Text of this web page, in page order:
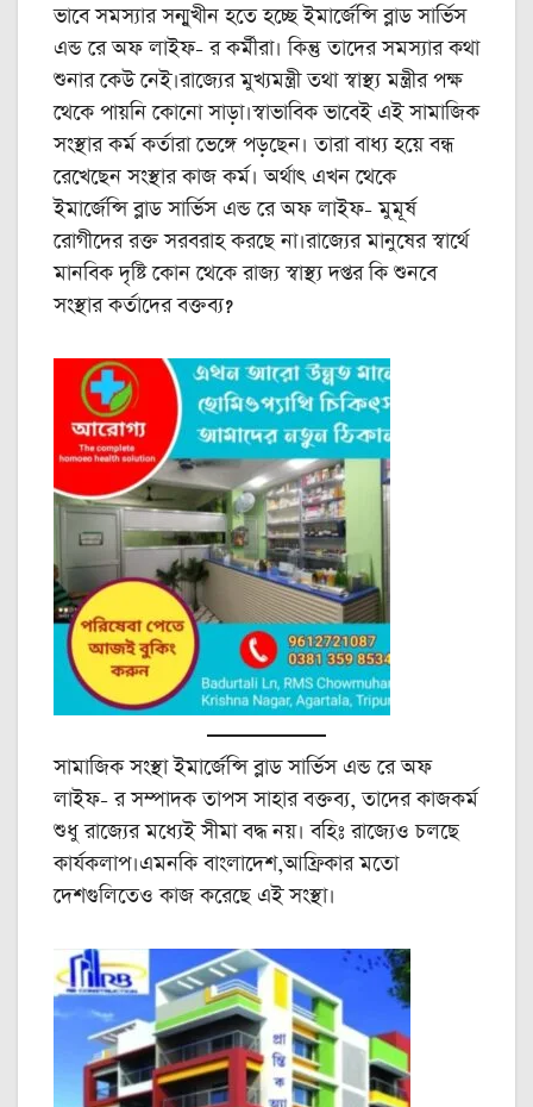
ভাবে সমস্যার সন্মুখীন হতে হচ্ছে ইমার্জেন্সি ব্লাড সার্ভিস
এন্ড রে অফ লাইফ- র কর্মীরা। কিন্তু তাদের সমস্যার কথা
শুনার কেউ নেই।রাজ্যের মুখ্যমন্ত্রী তথা স্বাস্থ্য মন্ত্রীর পক্ষ
থেকে পায়নি কোনো সাড়া।স্বাভাবিক ভাবেই এই সামাজিক
সংস্থার কর্ম কর্তারা ভেঙ্গে পড়ছেন। তারা বাধ্য হয়ে বন্ধ
রেখেছেন সংস্থার কাজ কর্ম। অর্থাৎ এখন থেকে
ইমার্জেন্সি ব্লাড সার্ভিস এন্ড রে অফ লাইফ- মুমূর্ষ
রোগীদের রক্ত সরবরাহ করছে না।রাজ্যের মানুষের স্বার্থে
মানবিক দৃষ্টি কোন থেকে রাজ্য স্বাস্থ্য দপ্তর কি শুনবে
সংস্থার কর্তাদের বক্তব্য?
সামাজিক সংস্থা ইমার্জেন্সি ব্লাড সার্ভিস এন্ড রে অফ
লাইফ- র সম্পাদক তাপস সাহার বক্তব্য, তাদের কাজকর্ম
শুধু রাজ্যের মধ্যেই সীমা বদ্ধ নয়। বহিঃ রাজ্যেও চলছে
কার্যকলাপ।এমনকি বাংলাদেশ,আফ্রিকার মতো
দেশগুলিতেও কাজ করেছে এই সংস্থা।